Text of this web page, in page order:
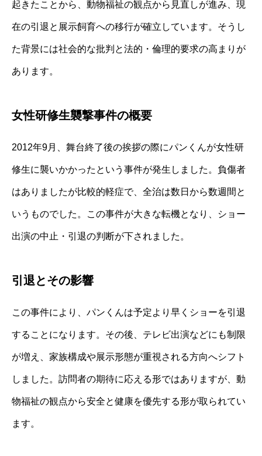
起きたことから、動物福祉の観点から見直しが進み、現
在の引退と展示飼育への移行が確立しています。そうし
た背景には社会的な批判と法的・倫理的要求の高まりが
あります。
女性研修生襲撃事件の概要
2012年9月、舞台終了後の挨拶の際にパンくんが女性研
修生に襲いかかったという事件が発生しました。負傷者
はありましたが比較的軽症で、全治は数日から数週間と
いうものでした。この事件が大きな転機となり、ショー
出演の中止・引退の判断が下されました。
引退とその影響
この事件により、パンくんは予定より早くショーを引退
することになります。その後、テレビ出演などにも制限
が増え、家族構成や展示形態が重視される方向へシフト
しました。訪問者の期待に応える形ではありますが、動
物福祉の観点から安全と健康を優先する形が取られてい
ます。